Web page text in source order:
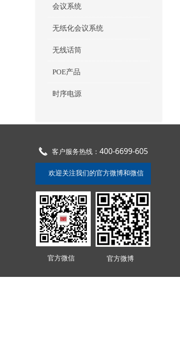
会议系统
无纸化会议系统
无线话筒
POE产品
时序电源
官方微信
欢迎关注我们的官方微博和微信
官方微博
客户服务热线： 400-6699-605
끅